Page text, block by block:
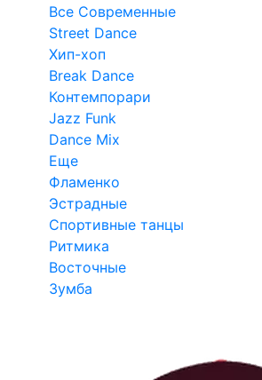
Все Современные
Street Dance
Хип-хоп
Break Dance
Контемпорари
Jazz Funk
Dance Mix
Еще
Фламенко
Эстрадные
Спортивные танцы
Ритмика
Восточные
Зумба